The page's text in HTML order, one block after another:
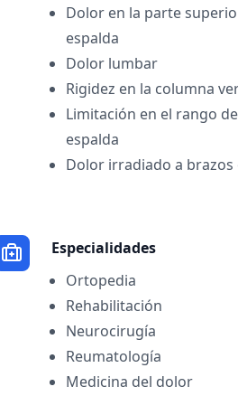
Dolor en la parte
espalda
Dolor lumbar
Rigidez en la columna
Limitación en el rango
espalda
Dolor irradiado a brazos
Especialidades
Ortopedia
Rehabilitación
Neurocirugía
Reumatología
Medicina del dolor